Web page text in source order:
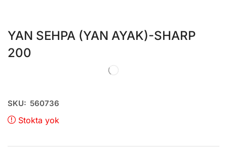
YAN SEHPA (YAN AYAK)-SHARP
200
SKU: 560736
Stokta yok